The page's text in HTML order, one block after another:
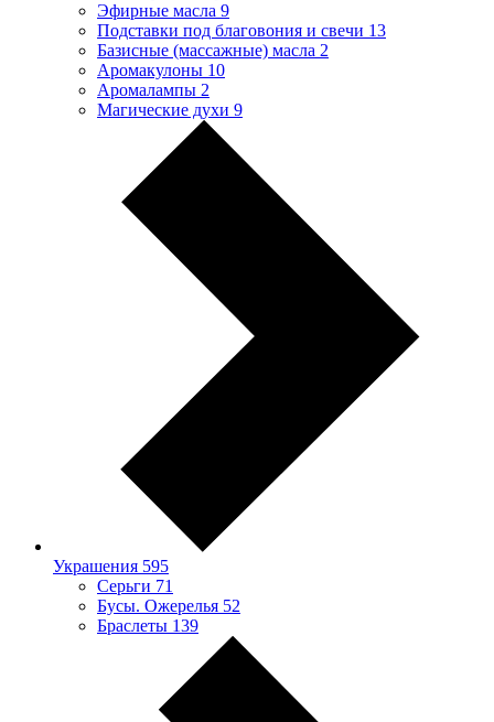
Эфирные масла 9
Подставки под благовония и свечи 13
Базисные (массажные) масла 2
Аромакулоны 10
Аромалампы 2
Магические духи 9
Украшения 595
Серьги 71
Бусы. Ожерелья 52
Браслеты 139